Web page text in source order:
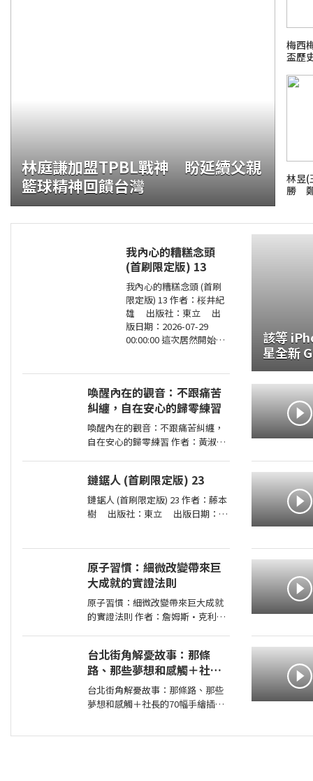
咬的船?.自助餐
林庭謙加盟TPBL戰神 盼延續父親
籃球精神回饋台灣
梅西
盃歷
林昱(
勝
我內心的糟糕念頭
(首刷限定版) 13
我內心的糟糕念頭 (首刷
限定版) 13 作者：桜井紀
雄 出版社：東立 出
版日期：2026-07-29
00:00:00 這次居然開始同
住在同一個屋簷
喚醒內在的觀音：不跟痛苦
糾纏，自在安心的歸零練習
喚醒內在的觀音：不跟痛苦糾纏，
自在安心的歸零練習 作者：黃淑文
＞ 你認識真正的觀音嗎？你願成為
自己的觀音，接住生命中的一切
嗎？ 真正的
鏈鋸人 (首刷限定版) 23
鏈鋸人 (首刷限定版) 23 作者：藤本
樹 出版社：東立 出版日期：
惡魔的公安也企圖與淀治接觸。夾
在兩
原子習慣：細微改變帶來巨
大成就的實證法則
原子習慣：細微改變帶來巨大成就
的實證法則 作者：詹姆斯•克利爾
1%，一年後，你會進步37倍；每天
都退步1%，一年後，你會弱化到趨
近於0！你的
台北街角解憂故事：那條
路、那些夢想和感觸＋社長
的70幅手繪插圖
台北街角解憂故事：那條路、那些
夢想和感觸＋社長的70幅手繪插圖
該等
星全新
Z Fold8